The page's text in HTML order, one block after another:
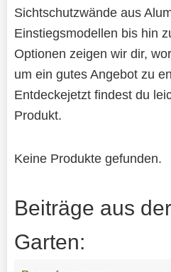
Sichtschutzwände aus
Einstiegsmodellen bis hin
Optionen zeigen wir dir,
um ein gutes Angebot zu
Entdeckejetzt findest du
Produkt.
Keine Produkte gefunden.
Beiträge aus
Garten: